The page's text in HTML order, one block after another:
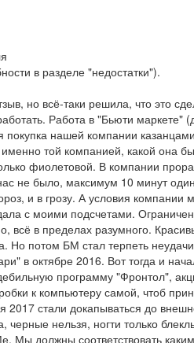
в разделе "недостатки").
но всё-таки решила, что это
Работа в "Бьюти маркете"
нашей компании
той компанией, какой она
фиолетовой. В компании
не было, максимум 10 минут
и в грозу. А условия компании
с моими подсчетами.
всё в пределах разумного.
Но потом БМ стал терпеть
в октябре 2016. Вот тогда и
программу "Фронтол",
к компьютеру самой, чтоб
2017 стали докапываться до
черные нельзя, ногти только
Мы должны соответствовать